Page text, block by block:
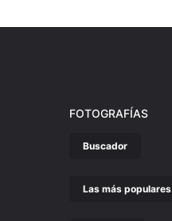
FOTOGRAFÍAS
Buscador
Las más populares